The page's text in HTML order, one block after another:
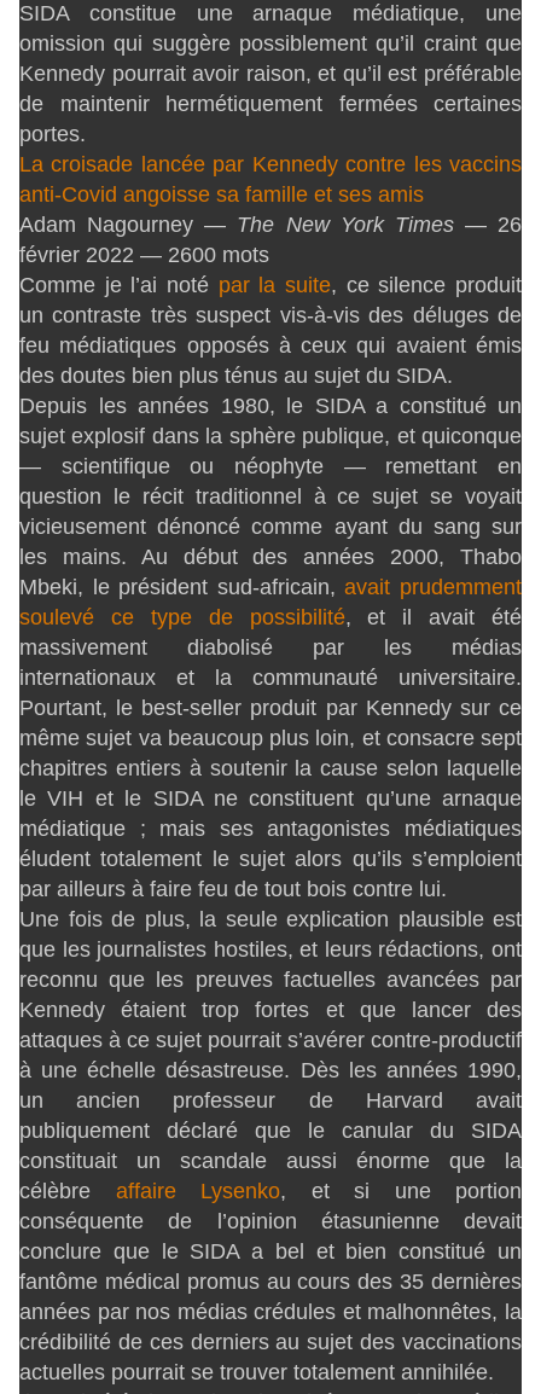
SIDA constitue une arnaque médiatique, une
omission qui suggère possiblement qu’il craint que
Kennedy pourrait avoir raison, et qu’il est préférable
de maintenir hermétiquement fermées certaines
portes.
La croisade lancée par Kennedy contre les vaccins
anti-Covid angoisse sa famille et ses amis
Adam Nagourney — The New York Times — 26
février 2022 — 2600 mots
Comme je l’ai noté par la suite, ce silence produit
un contraste très suspect vis-à-vis des déluges de
feu médiatiques opposés à ceux qui avaient émis
des doutes bien plus ténus au sujet du SIDA.
Depuis les années 1980, le SIDA a constitué un
sujet explosif dans la sphère publique, et quiconque
— scientifique ou néophyte — remettant en
question le récit traditionnel à ce sujet se voyait
vicieusement dénoncé comme ayant du sang sur
les mains. Au début des années 2000, Thabo
Mbeki, le président sud-africain, avait prudemment
soulevé ce type de possibilité, et il avait été
massivement diabolisé par les médias
internationaux et la communauté universitaire.
Pourtant, le best-seller produit par Kennedy sur ce
même sujet va beaucoup plus loin, et consacre sept
chapitres entiers à soutenir la cause selon laquelle
le VIH et le SIDA ne constituent qu’une arnaque
médiatique ; mais ses antagonistes médiatiques
éludent totalement le sujet alors qu’ils s’emploient
par ailleurs à faire feu de tout bois contre lui.
Une fois de plus, la seule explication plausible est
que les journalistes hostiles, et leurs rédactions, ont
reconnu que les preuves factuelles avancées par
Kennedy étaient trop fortes et que lancer des
attaques à ce sujet pourrait s’avérer contre-productif
à une échelle désastreuse. Dès les années 1990,
un ancien professeur de Harvard avait
publiquement déclaré que le canular du SIDA
constituait un scandale aussi énorme que la
célèbre
affaire Lysenko, et si une portion
conséquente de l’opinion étasunienne devait
conclure que le SIDA a bel et bien constitué un
fantôme médical promus au cours des 35 dernières
années par nos médias crédules et malhonnêtes, la
crédibilité de ces derniers au sujet des vaccinations
actuelles pourrait se trouver totalement annihilée.